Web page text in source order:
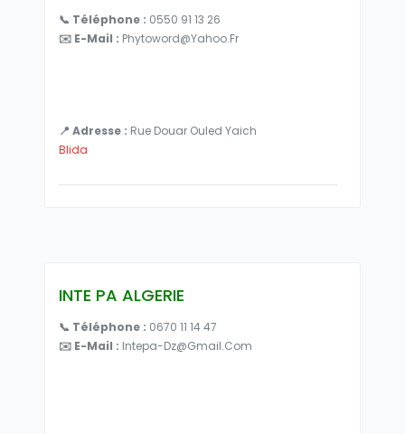
📞 Téléphone : 0550 91 13 26
✉️ E-Mail : Phytoword@yahoo.fr
📍 Adresse : Rue Douar Ouled Yaich
Blida
INTE PA ALGERIE
📞 Téléphone : 0670 11 14 47
✉️ E-Mail : Intepa-Dz@gmail.com